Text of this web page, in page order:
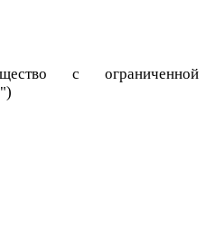
с ограниченной